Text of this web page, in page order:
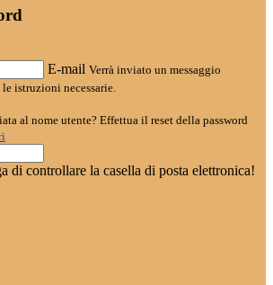
E-mail Verrà inviato un messaggio
istruzioni necessarie.
al nome utente? Effettua il reset della password
di controllare la casella di posta elettronica!